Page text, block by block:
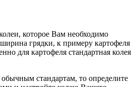
которое Вам необходимо
грядки, к примеру картофеля
для картофеля стандартная колея
стандартам, то определите